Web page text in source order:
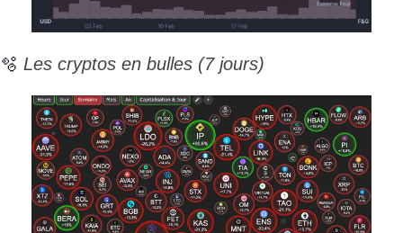
🫧 Les cryptos en bulles (7 jours)